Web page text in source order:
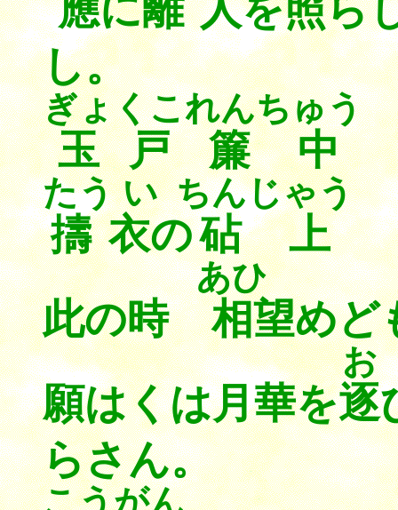
應に離人を照
し。
玉戸
ぎょくこ
簾中
れんちゅう
擣衣
たう い
の砧上
ちんじゃう
此の時相
あひ
望め
願はくは月華を逐
お
らさん。
こうがん